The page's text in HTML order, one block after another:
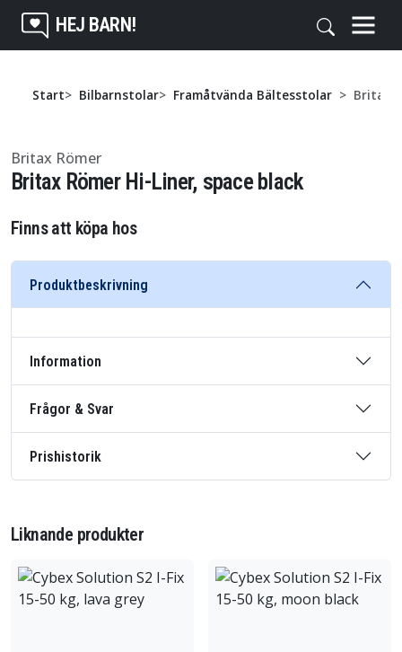
HEJ BARN!
Start Bilbarnstolar Framåtvända Bältesstolar Britax
Britax Römer
Britax Römer Hi-Liner, space black
Finns att köpa hos
Produktbeskrivning
Information
Frågor & Svar
Prishistorik
Liknande produkter